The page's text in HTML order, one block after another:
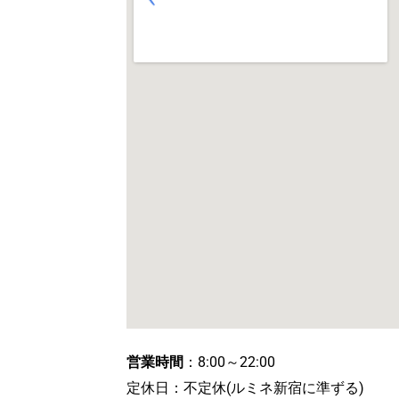
営業時間 ：8:00～22:00
定休日：不定休(ルミネ新宿に準ずる)